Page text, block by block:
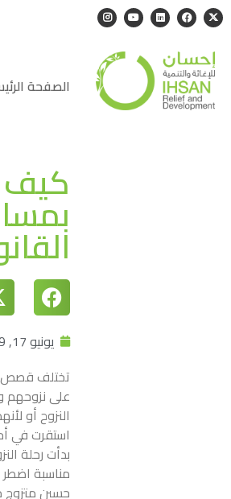
الصفحة
كيف
يونيو 17, 2019
تختلف قصص
على نزوحهم
النزوح أو
استقرت في
بدأت رحلة
مناسبة اضطر